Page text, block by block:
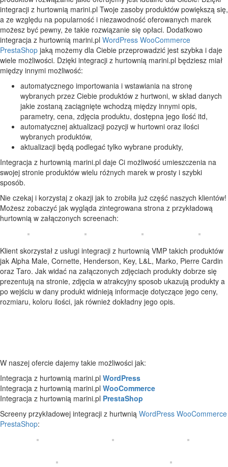
integracji z hurtownią marini.pl Twoje zasoby produktów powiększą się,
a ze względu na popularność i niezawodność oferowanych marek
możesz być pewny, że takie rozwiązanie się opłaci. Dodatkowo
integracja z hurtownią marini.pl WordPress WooCommerce
PrestaShop jaką możemy dla Ciebie przeprowadzić jest szybka i daje
wiele możliwości. Dzięki integracji z hurtownią marini.pl będziesz miał
między innymi możliwość:
automatycznego importowania i wstawiania na stronę
wybranych przez Ciebie produktów z hurtwoni, w skład danych
jakie zostaną zaciągnięte wchodzą między innymi opis,
parametry, cena, zdjęcia produktu, dostępna jego ilość itd,
automatycznej aktualizacji pozycji w hurtowni oraz ilości
wybranych produktów,
aktualizacji będą podlegać tylko wybrane produkty,
Integracja z hurtownią marini.pl daje Ci możliwość umieszczenia na
swojej stronie produktów wielu różnych marek w prosty i szybki
sposób.
Nie czekaj i korzystaj z okazji jak to zrobiła już część naszych klientów!
Możesz zobaczyć jak wygląda zintegrowana strona z przykładową
hurtownią w załączonych screenach:
Klient skorzystał z usługi integracji z hurtownią VMP takich produktów
jak Alpha Male, Cornette, Henderson, Key, L&L, Marko, Pierre Cardin
oraz Taro. Jak widać na załączonych zdjęciach produkty dobrze się
prezentują na stronie, zdjęcia w atrakcyjny sposob ukazują produkty a
po wejściu w dany produkt widnieją informacje dotyczące jego ceny,
rozmiaru, koloru ilości, jak również dokładny jego opis.
W naszej ofercie dajemy takie możliwości jak:
Integracja z hurtownią marini.pl WordPress
Integracja z hurtownią marini.pl WooCommerce
Integracja z hurtownią marini.pl PrestaShop
Screeny przykładowej integracji z hurtwnią WordPress WooCommerce
PrestaShop: